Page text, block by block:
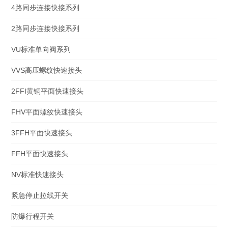
4路同步连接快接系列
2路同步连接快接系列
VU标准单向阀系列
VVS高压螺纹快速接头
2FFI黄铜平面快速接头
FHV平面螺纹快速接头
3FFH平面快速接头
FFH平面快速接头
NV标准快速接头
紧急停止拉线开关
防爆行程开关